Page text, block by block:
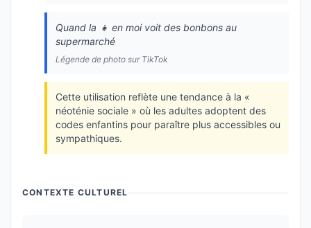
Quand la 👧 en moi voit des bonbons au
supermarché
Légende de photo sur TikTok
Cette utilisation reflète une tendance à la «
néoténie sociale » où les adultes adoptent des
codes enfantins pour paraître plus accessibles ou
sympathiques.
CONTEXTE CULTUREL